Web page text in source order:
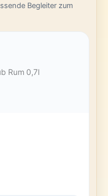
Begleiter zum